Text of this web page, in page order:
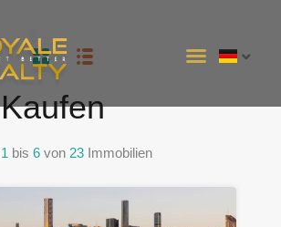
Kaufen
1 bis 6 von 23 Immobilien